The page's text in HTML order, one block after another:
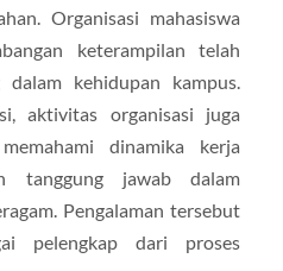
Organisasi mahasiswa
keterampilan telah
kehidupan kampus.
aktivitas organisasi juga
dinamika kerja
tanggung jawab dalam
Pengalaman tersebut
pelengkap dari proses